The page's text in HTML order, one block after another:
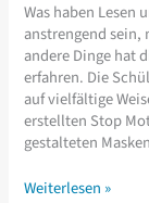
Was haben Lesen
anstrengend sein,
andere Dinge hat
erfahren. Die
auf vielfältige
erstellten Stop
gestalteten Masken
Lesenacht
Weiterlesen »